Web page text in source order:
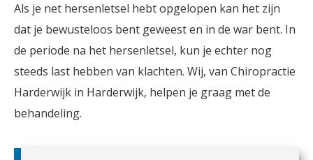
Als je net hersenletsel hebt opgelopen kan het zijn
dat je bewusteloos bent geweest en in de war bent. In
de periode na het hersenletsel, kun je echter nog
steeds last hebben van klachten. Wij, van Chiropractie
Harderwijk in Harderwijk, helpen je graag met de
behandeling.